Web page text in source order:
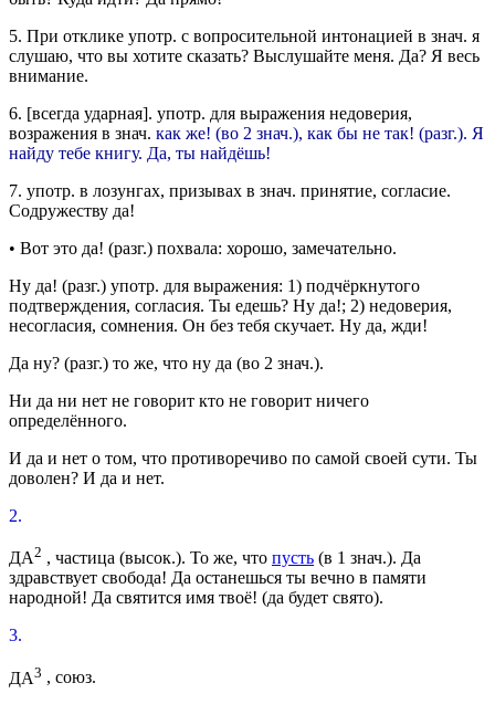
5. При отклике употр. с вопросительной интонацией в знач. я
слушаю, что вы хотите сказать? Выслушайте меня. Да? Я весь
внимание.
6. [всегда ударная]. употр. для выражения недоверия,
возражения в знач. как же! (во 2 знач.), как бы не так! (разг.). Я
найду тебе книгу. Да, ты найдёшь!
7. употр. в лозунгах, призывах в знач. принятие, согласие.
Содружеству да!
• Вот это да! (разг.) похвала: хорошо, замечательно.
Ну да! (разг.) употр. для выражения: 1) подчёркнутого
подтверждения, согласия. Ты едешь? Ну да!; 2) недоверия,
несогласия, сомнения. Он без тебя скучает. Ну да, жди!
Да ну? (разг.) то же, что ну да (во 2 знач.).
Ни да ни нет не говорит кто не говорит ничего
определённого.
И да и нет о том, что противоречиво по самой своей сути. Ты
доволен? И да и нет.
2.
ДА2 , частица (высок.). То же, что пусть (в 1 знач.). Да
здравствует свобода! Да останешься ты вечно в памяти
народной! Да святится имя твоё! (да будет свято).
3.
ДА3 , союз.